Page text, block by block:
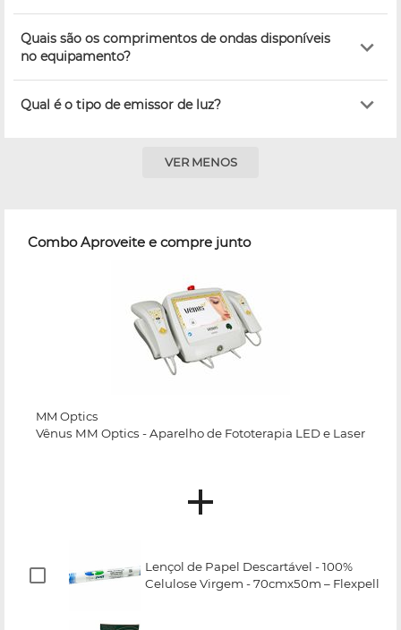
Quais são os comprimentos de ondas disponíveis
no equipamento?
Qual é o tipo de emissor de luz?
VER MENOS
Combo Aproveite e compre junto
MM Optics
Vênus MM Optics - Aparelho de Fototerapia LED e Laser
Lençol de Papel Descartável - 100%
Celulose Virgem - 70cmx50m – Flexpell